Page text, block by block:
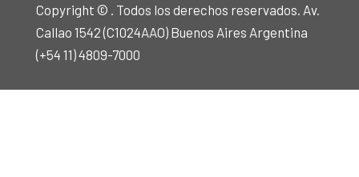
Copyright © . Todos los derechos reservados. Av.
Callao 1542 (C1024AAO) Buenos Aires Argentina
(+54 11) 4809-7000